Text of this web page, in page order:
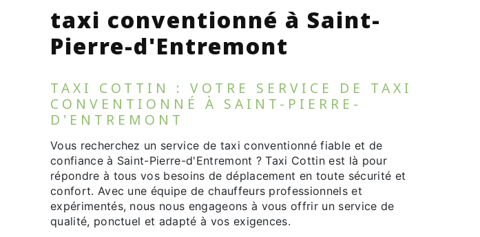
taxi conventionné à Saint-
Pierre-d'Entremont
TAXI COTTIN : VOTRE SERVICE DE TAXI
CONVENTIONNÉ À SAINT-PIERRE-
D'ENTREMONT
Vous recherchez un service de taxi conventionné fiable et de
confiance à Saint-Pierre-d'Entremont ? Taxi Cottin est là pour
répondre à tous vos besoins de déplacement en toute sécurité et
confort. Avec une équipe de chauffeurs professionnels et
expérimentés, nous nous engageons à vous offrir un service de
qualité, ponctuel et adapté à vos exigences.